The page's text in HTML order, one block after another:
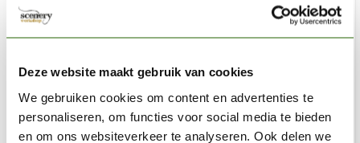
Deze website maakt gebruik van cookies
We gebruiken cookies om content en advertenties te
personaliseren, om functies voor social media te bieden
en om ons websiteverkeer te analyseren. Ook delen we
Terradon Turquoise - Contrast Paint - 18ml - 29-43
€6,30
Niet op voorraad